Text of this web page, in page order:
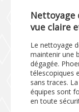
Nettoyage
vue claire
Le nettoyage
maintenir une
dégagée.
télescopiques
sans traces.
équipes sont
en toute